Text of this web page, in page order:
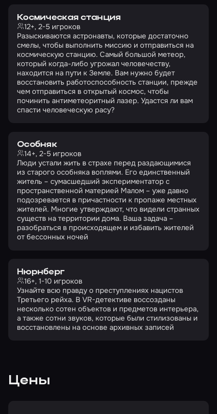
Космическая станция
12+, 2-5 игроков
Разыскиваются астронавты, которые достаточно
смелы, чтобы выполнить миссию и отправиться на
космическую станцию. Самый большой метеор,
который когда-либо угрожал человечеству,
находится на пути к Земле. Вам нужно будет
восстановить работоспособность станции, прежде
чем отправиться в открытый космос, чтобы
починить антиметеоритный лазер. Удастся ли вам
спасти человеческую расу?
Особняк
14+, 2-5 игроков
Люди устали жить в страхе перед раздающимися
из старого особняка воплями. Его единственный
житель – сумасшедший экспериментатор с
пространственной материей Малом – уже давно
подозревается в причастности к пропаже местных
жителей. Многие утверждают, что видели странных
существ на территории дома. Ваша задача –
разобраться в происходящем и избавить жителей
от бессонных ночей
Нюрнберг
16+, 1-10 игроков
Узнайте всю правду о преступлениях нацистов
Третьего рейха. В VR-детективе воссозданы
несколько сотен объектов и предметов интерьера,
а также сотни звуков, которые были стилизованы и
восстановлены на основе архивных записей
Цены